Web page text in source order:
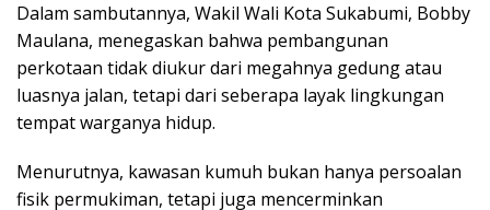
Dalam sambutannya, Wakil Wali Kota Sukabumi, Bobby
Maulana, menegaskan bahwa pembangunan
perkotaan tidak diukur dari megahnya gedung atau
luasnya jalan, tetapi dari seberapa layak lingkungan
tempat warganya hidup.
Menurutnya, kawasan kumuh bukan hanya persoalan
fisik permukiman, tetapi juga mencerminkan